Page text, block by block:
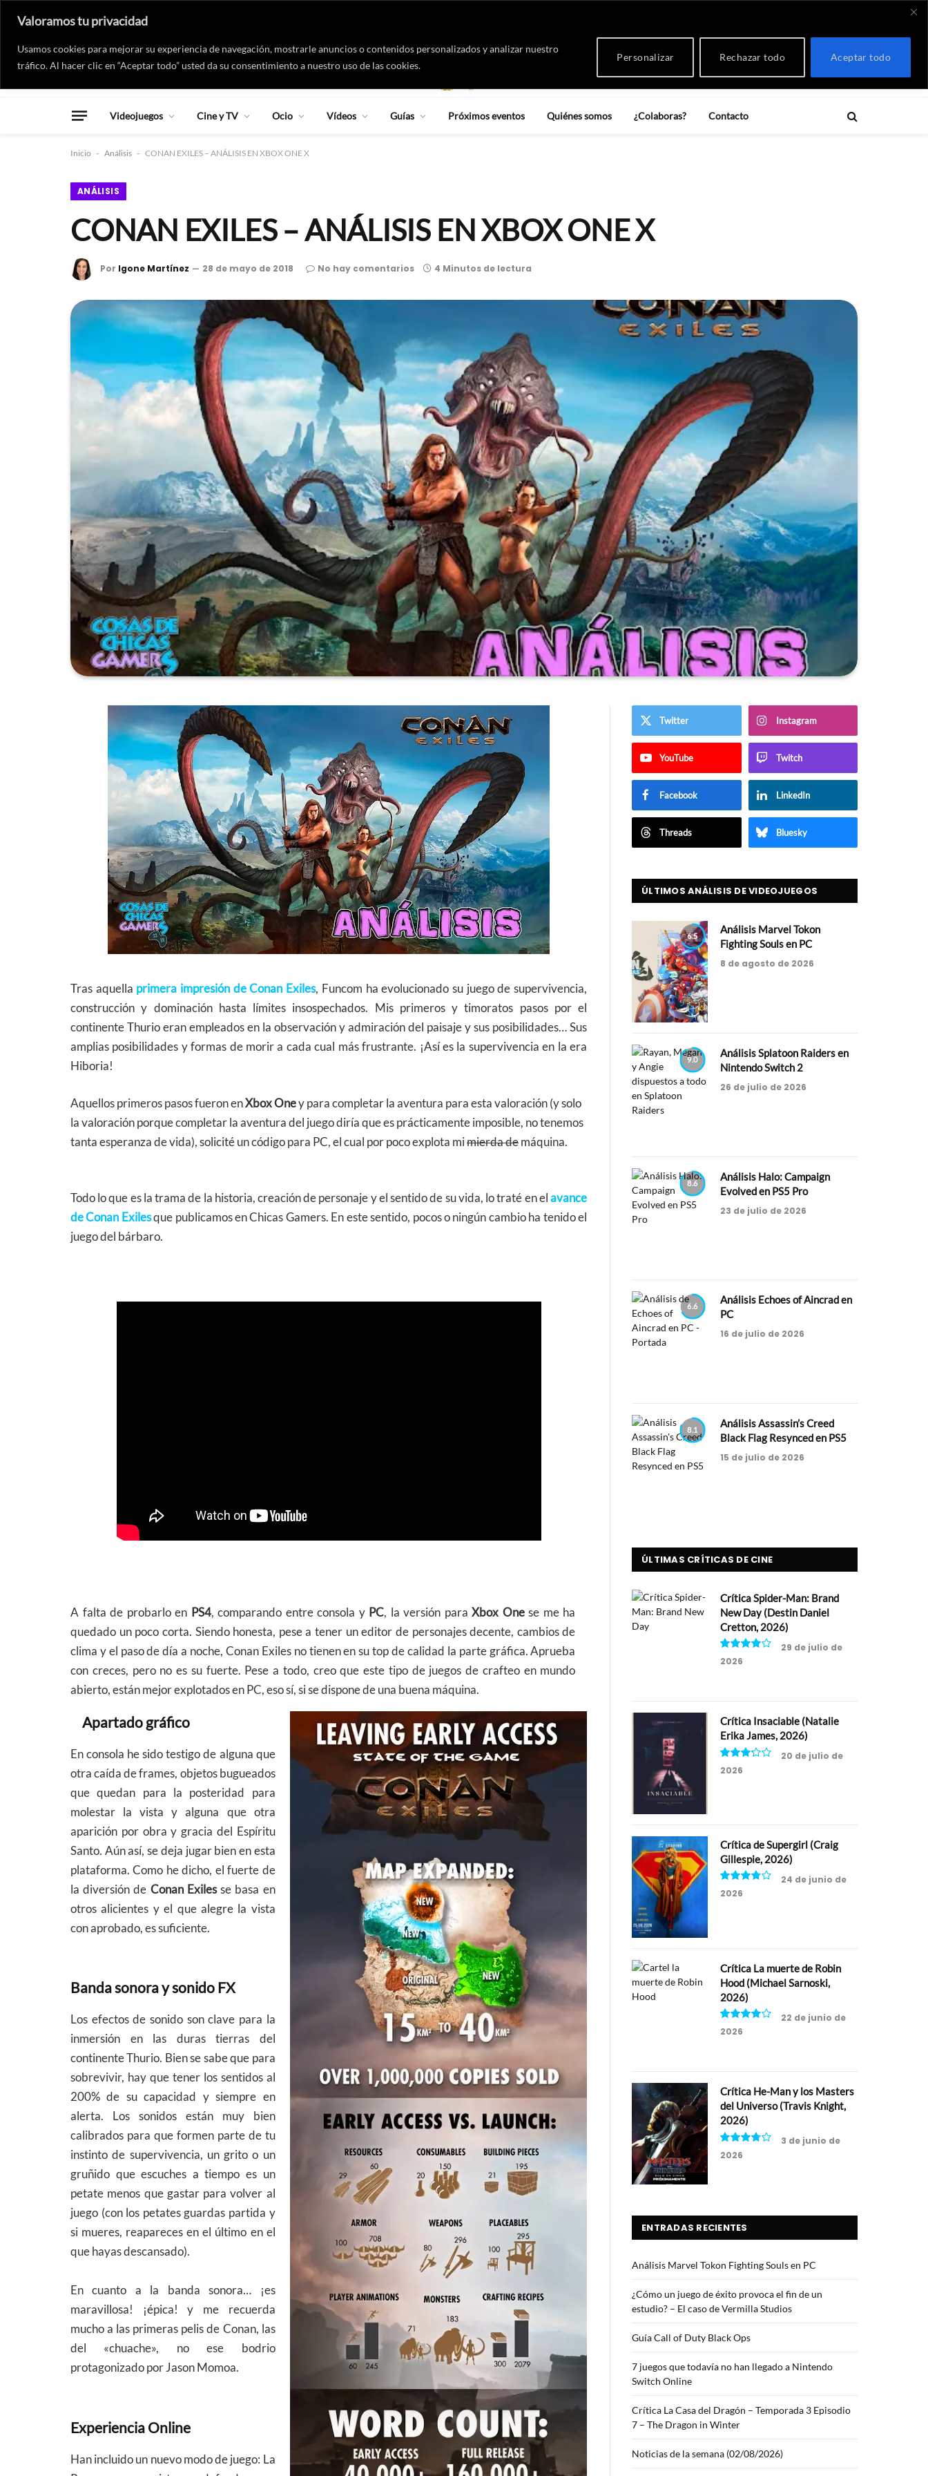
Valoramos tu privacidad
Usamos cookies para mejorar su experiencia de navegación, mostrarle anuncios o contenidos personalizados y analizar nuestro
tráfico. Al hacer clic en “Aceptar todo” usted da su consentimiento a nuestro uso de las cookies.
Personalizar Rechazar todo Aceptar todo
(Twitter)
Videojuegos Cine y TV Ocio Vídeos Guías Próximos eventos Quiénes somos ¿Colaboras? Contacto
Inicio - Análisis - CONAN EXILES – ANÁLISIS EN XBOX ONE X
ANÁLISIS
CONAN EXILES – ANÁLISIS EN XBOX ONE X
Por Igone Martínez 28 de mayo de 2018 No hay comentarios 4 Minutos de lectura
Tras aquella primera impresión de Conan Exiles, Funcom ha evolucionado su juego de supervivencia,
construcción y dominación hasta límites insospechados. Mis primeros y timoratos pasos por el
continente Thurio eran empleados en la observación y admiración del paisaje y sus posibilidades… Sus
amplias posibilidades y formas de morir a cada cual más frustrante. ¡Así es la supervivencia en la era
Hiboria!
Aquellos primeros pasos fueron enXbox Oney para completar la aventura para esta valoración (y solo
la valoración porque completar la aventura del juego diría que es prácticamente imposible, no tenemos
tanta esperanza de vida), solicité un código para PC, el cual por poco explota mimierda de máquina.
Todo lo que es la trama de la historia, creación de personaje y el sentido de su vida, lo traté en el avance
de Conan Exilesque publicamos en Chicas Gamers. En este sentido, pocos o ningún cambio ha tenido el
juego del bárbaro.
A falta de probarlo en PS4, comparando entre consola y PC, la versión paraXbox Onese me ha
quedado un poco corta. Siendo honesta, pese a tener un editor de personajes decente, cambios de
clima y el paso de día a noche, Conan Exiles no tienen en su top de calidad la parte gráfica. Aprueba
con creces, pero no es su fuerte. Pese a todo, creo que este tipo de juegos de crafteo en mundo
abierto, están mejor explotados en PC, eso sí, si se dispone de una buena máquina.
Apartado gráfico
En consola he sido testigo de alguna que
otra caída de frames, objetos bugueados
que quedan para la posteridad para
molestar la vista y alguna que otra
aparición por obra y gracia del Espíritu
Santo. Aún así, se deja jugar bien en esta
plataforma. Como he dicho, el fuerte de
la diversión de Conan Exilesse basa en
otros alicientes y el que alegre la vista
con aprobado, es suficiente.
Banda sonora y sonido FX
Los efectos de sonido son clave para la
inmersión en las duras tierras del
continente Thurio. Bien se sabe que para
sobrevivir, hay que tener los sentidos al
200% de su capacidad y siempre en
alerta. Los sonidos están muy bien
calibrados para que formen parte de tu
instinto de supervivencia, un grito o un
gruñido que escuches a tiempo es un
petate menos que gastar para volver al
juego (con los petates guardas partida y
si mueres, reapareces en el último en el
que hayas descansado).
En cuanto a la banda sonora… ¡es
maravillosa! ¡épica! y me recuerda
mucho a las primeras pelis de Conan, las
del «chuache», no ese bodrio
protagonizado por Jason Momoa.
Experiencia Online
Han incluido un nuevo modo de juego: La
Twitter Instagram
YouTube Twitch
Facebook LinkedIn
Threads Bluesky
ÚLTIMOS ANÁLISIS DE VIDEOJUEGOS
6.5
Análisis Marvel Tokon
Fighting Souls en PC
8 de agosto de 2026
9.0
Análisis Splatoon Raiders en
Nintendo Switch 2
26 de julio de 2026
8.6
Análisis Halo: Campaign
Evolved en PS5 Pro
23 de julio de 2026
6.6
Análisis Echoes of Aincrad en
PC
16 de julio de 2026
8.1
Análisis Assassin’s Creed
Black Flag Resynced en PS5
15 de julio de 2026
ÚLTIMAS CRÍTICAS DE CINE
Crítica Spider-Man: Brand
New Day (Destin Daniel
Cretton, 2026)
8
29 de julio de
2026
Crítica Insaciable (Natalie
Erika James, 2026)
6.5
20 de julio de
2026
Crítica de Supergirl (Craig
Gillespie, 2026)
7.5
24 de junio de
2026
Crítica La muerte de Robin
Hood (Michael Sarnoski,
2026)
8
22 de junio de
2026
Crítica He-Man y los Masters
del Universo (Travis Knight,
2026)
7.5
3 de junio de
2026
ENTRADAS RECIENTES
Análisis Marvel Tokon Fighting Souls en PC
¿Cómo un juego de éxito provoca el fin de un
estudio? – El caso de Vermilla Studios
Guía Call of Duty Black Ops
7 juegos que todavía no han llegado a Nintendo
Switch Online
Crítica La Casa del Dragón – Temporada 3 Episodio
7 – The Dragon in Winter
Noticias de la semana (02/08/2026)